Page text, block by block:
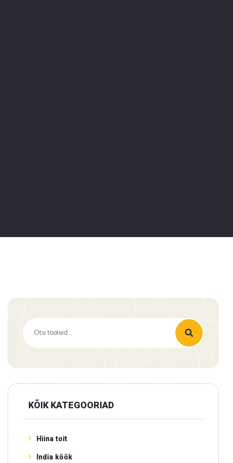
Otsi:
KÕIK KATEGOORIAD
Hiina toit
India köök